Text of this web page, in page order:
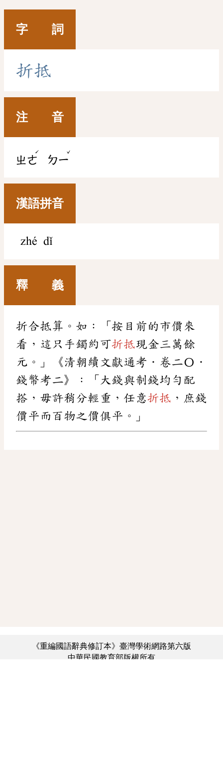
字 詞
折抵
注 音
ㄓㄜ
ˊ
ㄉㄧ
ˇ
漢語拼音
zhé dǐ
釋 義
折合抵算。如：「按目前的市價來
看，這只手鐲約可折抵現金三萬餘
元。」《清朝續文獻通考．卷二〇．
錢幣考二》：「大錢與制錢均勻配
搭，毋許稍分輕重，任意折抵 ，庶錢
價平而百物之價俱平。」
《重編國語辭典修訂本》臺灣學術網路第六版
中華民國教育部版權所有